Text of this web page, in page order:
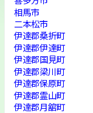
相馬市
二本松市
伊達郡桑折町
伊達郡伊達町
伊達郡国見町
伊達郡梁川町
伊達郡保原町
伊達郡霊山町
伊達郡月舘町